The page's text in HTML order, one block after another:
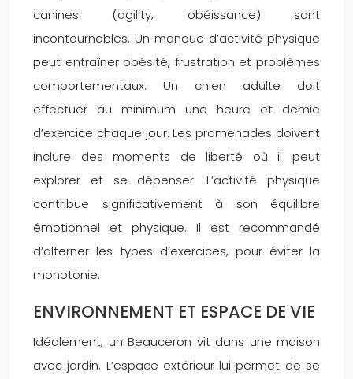
canines (agility, obéissance) sont
incontournables. Un manque d’activité physique
peut entraîner obésité, frustration et problèmes
comportementaux. Un chien adulte doit
effectuer au minimum une heure et demie
d’exercice chaque jour. Les promenades doivent
inclure des moments de liberté où il peut
explorer et se dépenser. L’activité physique
contribue significativement à son équilibre
émotionnel et physique. Il est recommandé
d’alterner les types d’exercices, pour éviter la
monotonie.
ENVIRONNEMENT ET ESPACE DE VIE
Idéalement, un Beauceron vit dans une maison
avec jardin. L’espace extérieur lui permet de se